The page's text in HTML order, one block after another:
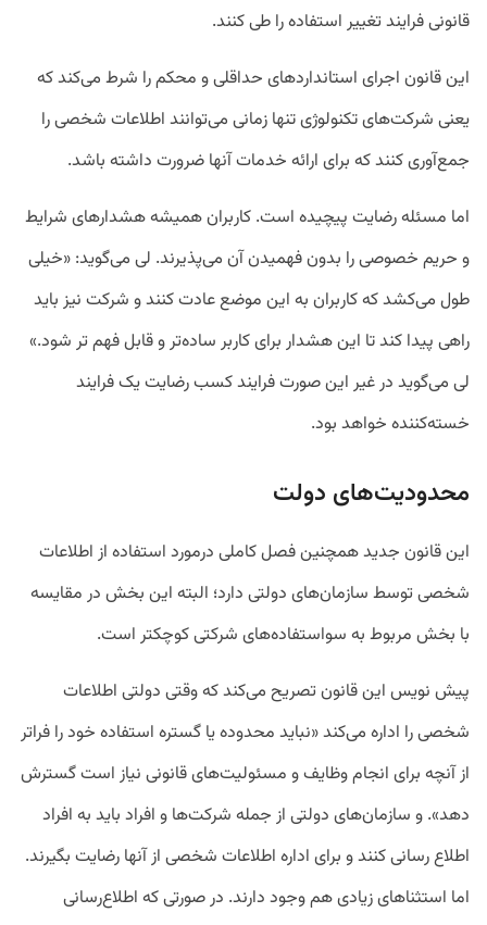
قانونی فرایند تغییر استفاده را طی کنند.
این قانون اجرای استاندارد‌های حداقلی و محکم را شرط می‌کند که
یعنی شرکت‌های تکنولوژی تنها زمانی می‌توانند اطلاعات شخصی را
جمع‌‌آوری کنند که برای ارائه خدمات آنها ضرورت داشته باشد.
اما مسئله رضایت پیچیده است. کاربران همیشه هشدار‌های شرایط
و حریم خصوصی را بدون فهمیدن آن می‌پذیرند. لی می‌گوید: «خیلی
طول می‌کشد که کاربران به این موضع عادت کنند و شرکت‌ نیز باید
راهی پیدا کند تا این هشدار برای کاربر ساده‌تر و قابل فهم تر شود.»
لی می‌گوید در غیر این صورت فرایند کسب رضایت یک فرایند
خسته‌کننده خواهد بود.
محدودیت‌های دولت
این قانون جدید همچنین فصل کاملی درمورد استفاده از اطلاعات
شخصی توسط سازمان‌های دولتی دارد؛ البته این بخش در مقایسه
با بخش مربوط به سواستفاده‌های شرکتی کوچکتر است.
پیش نویس این قانون تصریح می‌کند که وقتی دولتی اطلاعات
شخصی را اداره می‌کند «نباید محدوده یا گستره‌ استفاده خود را فراتر
از آنچه برای انجام وظایف و مسئولیت‌های قانونی نیاز است گسترش
دهد». و سازمان‌های دولتی از جمله شرکت‌ها و افراد باید به افراد
اطلاع رسانی کنند و برای اداره اطلاعات شخصی از آنها رضایت بگیرند.
اما استثنا‌های زیادی هم وجود دارند. در صورتی که اطلاع‌رسانی